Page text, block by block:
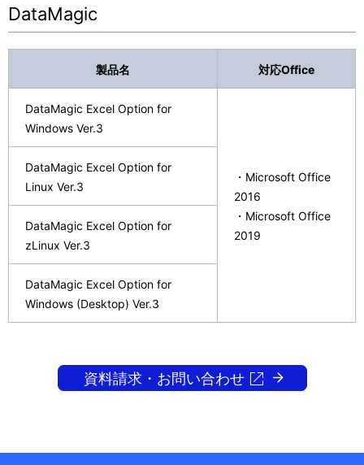
DataMagic
製品名 対応Office
DataMagic Excel Option for
Windows Ver.3
・Microsoft Office
2016
・Microsoft Office
2019
DataMagic Excel Option for
Linux Ver.3
DataMagic Excel Option for
zLinux Ver.3
DataMagic Excel Option for
Windows (Desktop) Ver.3
資料請求・お問い合わせ